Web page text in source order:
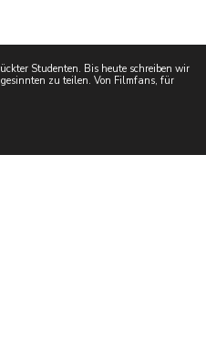
Studenten. Bis heute schreiben wir
zu teilen. Von Filmfans, für